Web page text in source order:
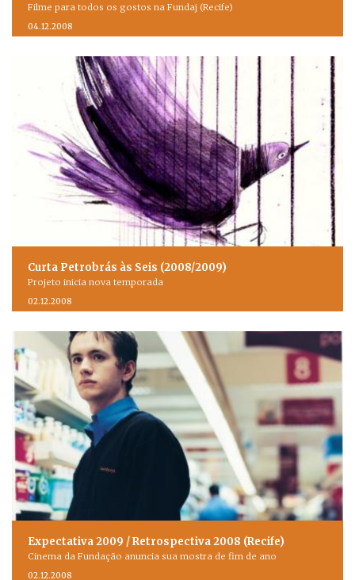
Filme para todos os gostos na Fundaj (Recife)
04.12.2008
Curta Petrobrás às Seis (2008/2009)
Projeto inicia nova temporada
02.12.2008
Expectativa 2009 / Retrospectiva 2008 (Recife)
Cinema da Fundação anuncia sua mostra de fim de ano
02.12.2008